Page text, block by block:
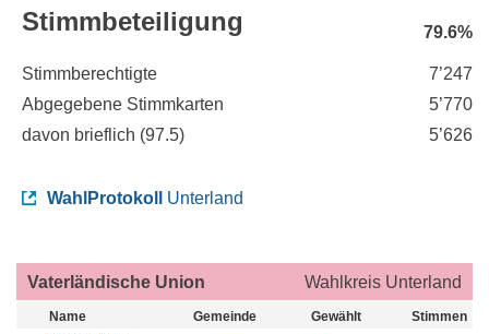
Stimmbeteiligung 79.6%
Stimmberechtigte
7’247
Abgegebene Stimmkarten
5’770
davon brieflich (97.5) 5’626
WahlProtokoll Unterland
Vaterländische Union Wahlkreis Unterland
Name Gemeinde Gewählt Stimmen